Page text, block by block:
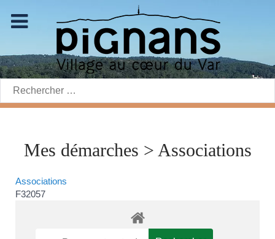
Rechercher:
Mes démarches > Associations
Associations
F32057